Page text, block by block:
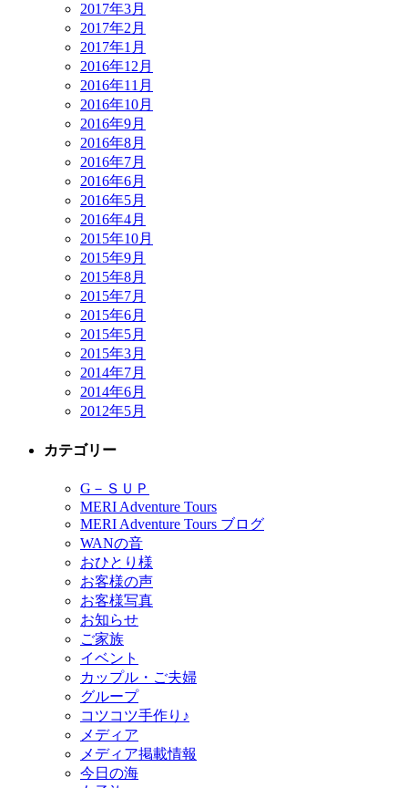
2017年3月
2017年2月
2017年1月
2016年12月
2016年11月
2016年10月
2016年9月
2016年8月
2016年7月
2016年6月
2016年5月
2016年4月
2015年10月
2015年9月
2015年8月
2015年7月
2015年6月
2015年5月
2015年3月
2014年7月
2014年6月
2012年5月
カテゴリー
G－ＳＵＰ
MERI Adventure Tours
MERI Adventure Tours ブログ
WANの音
おひとり様
お客様の声
お客様写真
お知らせ
ご家族
イベント
カップル・ご夫婦
グループ
コツコツ手作り♪
メディア
メディア掲載情報
今日の海